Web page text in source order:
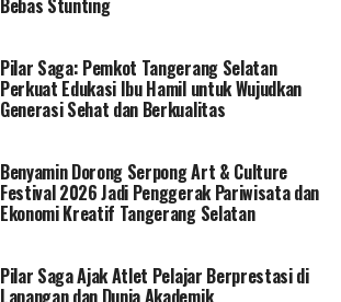
Bebas Stunting
Pilar Saga: Pemkot Tangerang Selatan
Perkuat Edukasi Ibu Hamil untuk Wujudkan
Generasi Sehat dan Berkualitas
Benyamin Dorong Serpong Art & Culture
Festival 2026 Jadi Penggerak Pariwisata dan
Ekonomi Kreatif Tangerang Selatan
Pilar Saga Ajak Atlet Pelajar Berprestasi di
Lapangan dan Dunia Akademik